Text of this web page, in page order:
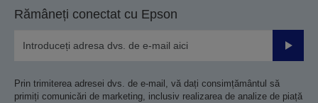
Rămâneți conectat cu Epson
Prin trimiterea adresei dvs. de e-mail, vă dați consimțământul să
primiți comunicări de marketing, inclusiv realizarea de analize de piață